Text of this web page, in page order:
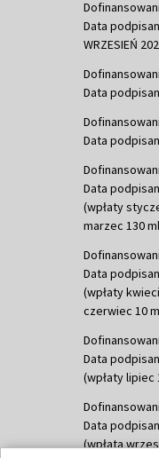
Data
WRZESIEŃ
Data
Data
Data
(wpłaty
marzec 130
Data
(wpłaty
czerwiec 10
Data
(wpłaty lipiec
Data
(wpłata